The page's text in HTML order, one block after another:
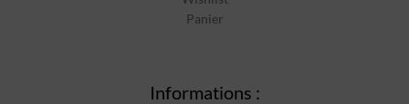
Panier
Informations :